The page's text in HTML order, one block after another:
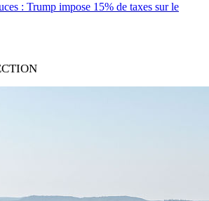
: Trump impose 15% de taxes sur le